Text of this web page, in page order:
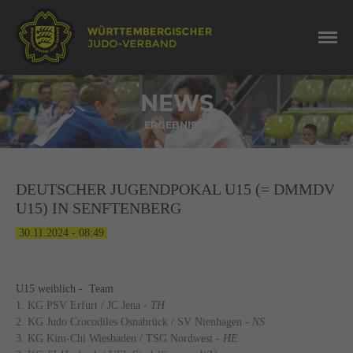
NEWS
ERGEBNISSE
DEUTSCHER JUGENDPOKAL U15 (= DMMDV
U15) IN SENFTENBERG
30.11.2024 - 08:49
U15 weiblich - Team
1. KG PSV Erfurt / JC Jena - TH
2. KG Judo Crocodiles Osnabrück / SV Nienhagen - NS
3. KG Kim-Chi Wiesbaden / TSG Nordwest - HE